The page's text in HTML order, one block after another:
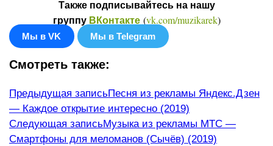
Также подписывайтесь на нашу
группу ВКонтакте(vk.com/muzikarek)
Мы в VK Мы в Telegram
Смотреть также:
Еще
статьи
Предыдущая записьПесня из рекламы Яндекс.Дзен
— Каждое открытие интересно (2019)
Следующая записьМузыка из рекламы МТС —
Смартфоны для меломанов (Сычёв) (2019)